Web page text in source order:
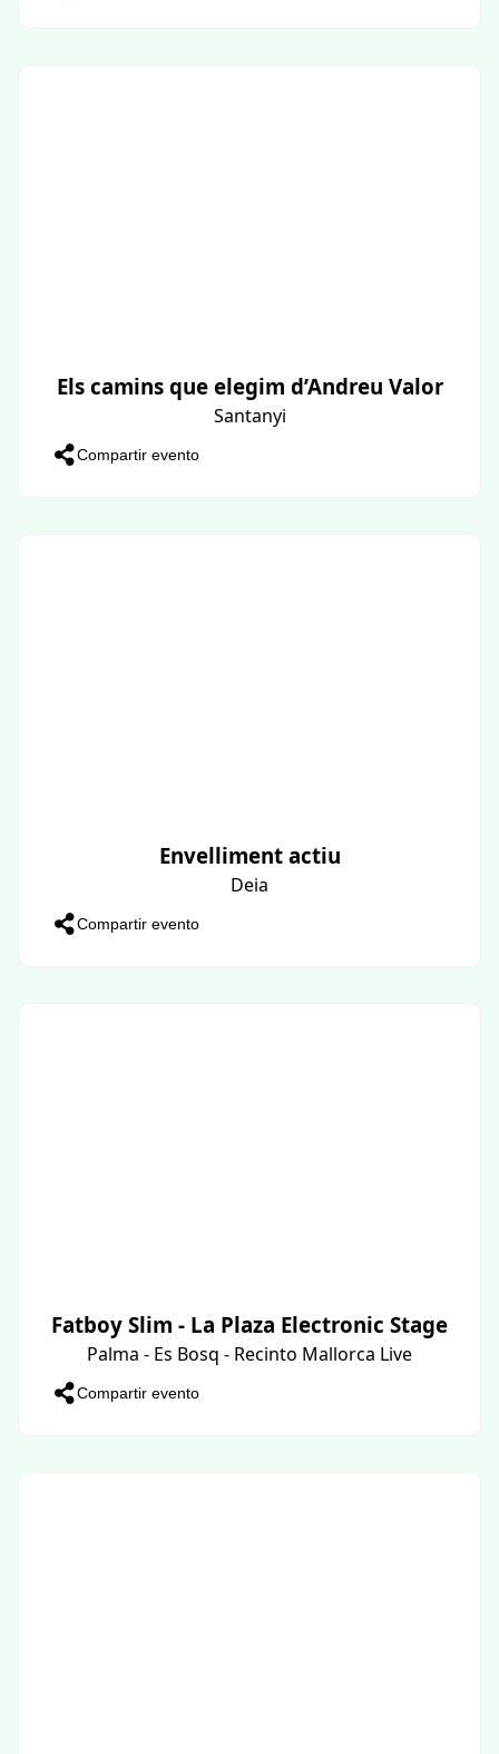
Els camins que elegim d’Andreu Valor
Santanyi
Compartir evento
Envelliment actiu
Deia
Compartir evento
Fatboy Slim - La Plaza Electronic Stage
Palma - Es Bosq - Recinto Mallorca Live
Compartir evento